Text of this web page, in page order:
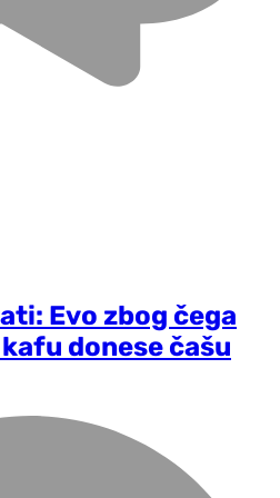
Evo zbog čega
donese čašu